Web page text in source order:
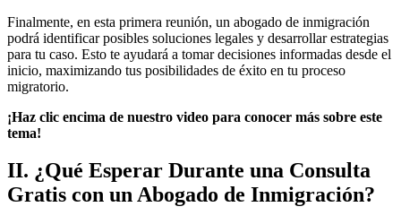
Finalmente, en esta primera reunión, un abogado de inmigración
podrá identificar posibles soluciones legales y desarrollar estrategias
para tu caso. Esto te ayudará a tomar decisiones informadas desde el
inicio, maximizando tus posibilidades de éxito en tu proceso
migratorio.
¡Haz clic encima de nuestro video para conocer más sobre este
tema!
II. ¿Qué Esperar Durante una Consulta
Gratis con un Abogado de Inmigración?